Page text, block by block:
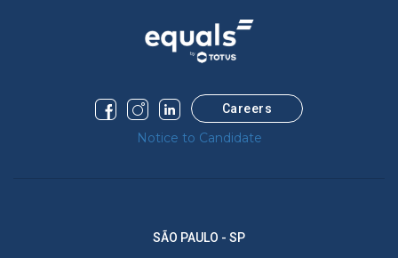
Careers
Notice to Candidate
SÃO PAULO - SP